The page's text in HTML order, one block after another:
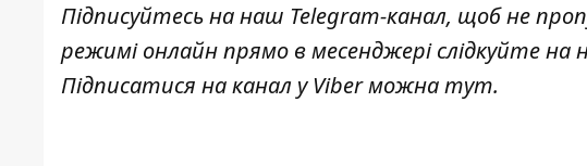
Підписуйтесь на наш Telegram-канал, щоб не
режимі онлайн прямо в месенджері слідкуйте на
Підписатися на канал у Viber можнатут.